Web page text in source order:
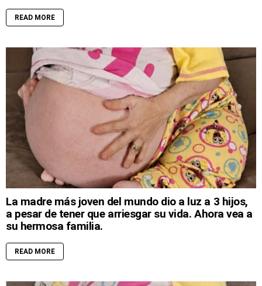
READ MORE
La madre más joven del mundo dio a luz a 3 hijos,
a pesar de tener que arriesgar su vida. Ahora vea a
su hermosa familia.
READ MORE